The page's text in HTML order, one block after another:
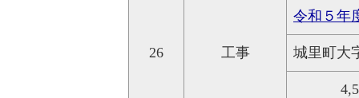
26 工事
令和５年
城里町